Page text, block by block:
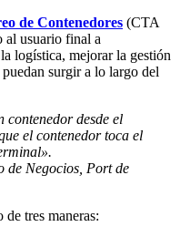
de Contenedores (CTA
al usuario final a
logística, mejorar la gestión
surgir a lo largo del
contenedor desde el
el contenedor toca el
de Negocios, Port de
tres maneras: